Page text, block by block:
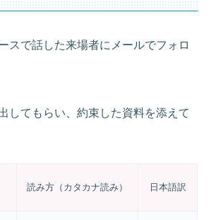
スで話した来場者にメールでフォロ
してもらい、約束した資料を添えて
読み方（カタカナ読み） 日本語訳